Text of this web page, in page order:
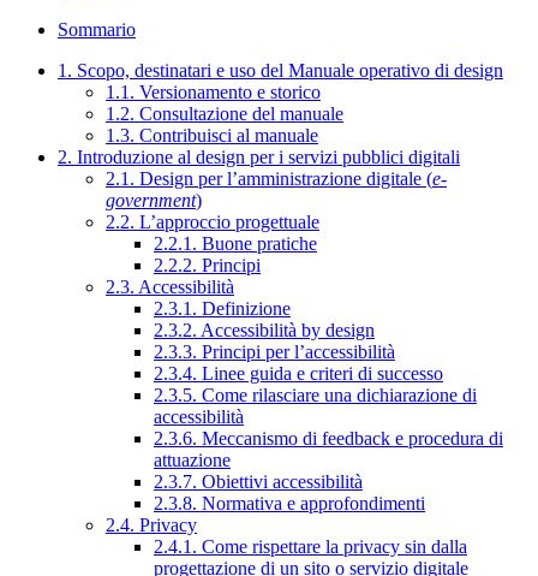
Sommario
1. Scopo, destinatari e uso del Manuale operativo di design
1.1. Versionamento e storico
1.2. Consultazione del manuale
1.3. Contribuisci al manuale
2. Introduzione al design per i servizi pubblici digitali
2.1. Design per l’amministrazione digitale (e-
government)
2.2. L’approccio progettuale
2.2.1. Buone pratiche
2.2.2. Principi
2.3. Accessibilità
2.3.1. Definizione
2.3.2. Accessibilità by design
2.3.3. Principi per l’accessibilità
2.3.4. Linee guida e criteri di successo
2.3.5. Come rilasciare una dichiarazione di
accessibilità
2.3.6. Meccanismo di feedback e procedura di
attuazione
2.3.7. Obiettivi accessibilità
2.3.8. Normativa e approfondimenti
2.4. Privacy
2.4.1. Come rispettare la privacy sin dalla
progettazione di un sito o servizio digitale